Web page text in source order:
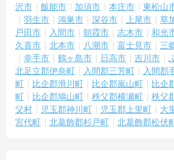
・日々の努力が目に見える形で還元される
ンを維持しながらやりがいを持って働けま
【個性を活かしながら、自分らしいスタイ
・髪色やネイル、ヒゲなどが原則自由とな
観や清潔感を大切にしながら自分らしく働
沢市
飯能市 加須市 本庄市 東松山
羽生市
鴻巣市 深谷市 上尾市 草
戸田市
入間市 朝霞市 志木市 和光
久喜市
北本市 八潮市 富士見市 三
幸手市
鶴ヶ島市 日高市 吉川市
北足立郡伊奈町
入間郡三芳町 入間郡
町
比企郡滑川町 比企郡嵐山町 比企
町
比企郡鳩山町 秩父郡横瀬町 秩父
父村
児玉郡神川町 児玉郡上里町 大
宮代町
北葛飾郡杉戸町 北葛飾郡松伏